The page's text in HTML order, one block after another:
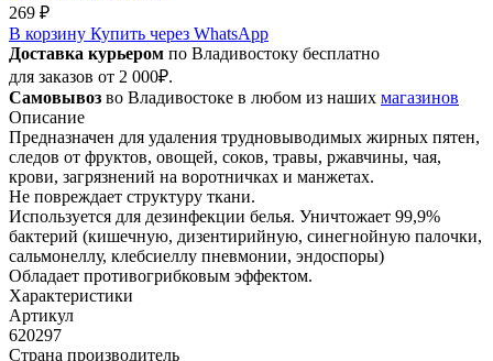
269 ₽
В корзину Купить через WhatsApp
Доставка курьером по Владивостоку бесплатно
для заказов от 2 000₽.
Самовывоз во Владивостоке в любом из наших магазинов
Описание
Предназначен для удаления трудновыводимых жирных пятен,
следов от фруктов, овощей, соков, травы, ржавчины, чая,
крови, загрязнений на воротничках и манжетах.
Не повреждает структуру ткани.
Используется для дезинфекции белья. Уничтожает 99,9%
бактерий (кишечную, дизентирийную, синегнойную палочки,
сальмонеллу, клебсиеллу пневмонии, эндоспоры)
Обладает противогрибковым эффектом.
Характеристики
Артикул
620297
Страна производитель